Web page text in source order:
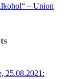
– Union
25.08.2021: